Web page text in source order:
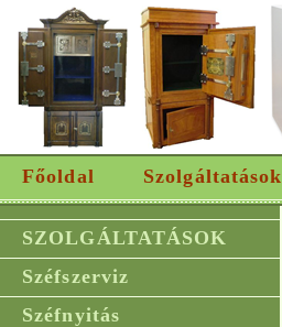
Főoldal Szolgáltatások
SZOLGÁLTATÁSOK
Széfszerviz
Széfnyitás